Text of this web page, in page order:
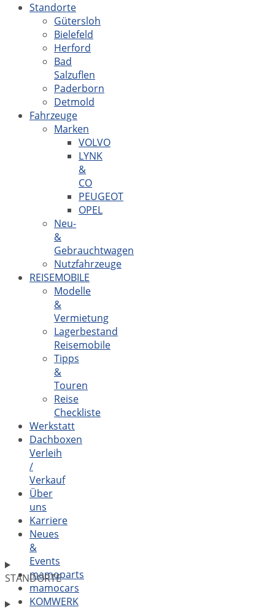
Standorte
Gütersloh
Bielefeld
Herford
Bad
Salzuflen
Paderborn
Detmold
Fahrzeuge
Marken
VOLVO
LYNK
&
CO
PEUGEOT
OPEL
Neu-
&
Gebrauchtwagen
Nutzfahrzeuge
REISEMOBILE
Modelle
&
Vermietung
Lagerbestand
Reisemobile
Tipps
&
Touren
Reise
Checkliste
Werkstatt
Dachboxen
Verleih
/
Verkauf
Über
uns
Karriere
Neues
&
Events
mamoparts
mamocars
KOMWERK
STANDORTE